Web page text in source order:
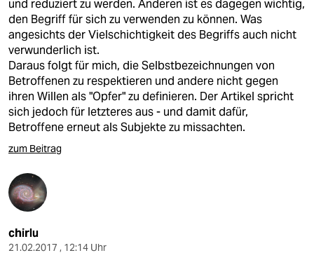
und reduziert zu werden. Anderen ist es dagegen wichtig,
den Begriff für sich zu verwenden zu können. Was
angesichts der Vielschichtigkeit des Begriffs auch nicht
verwunderlich ist.
Daraus folgt für mich, die Selbstbezeichnungen von
Betroffenen zu respektieren und andere nicht gegen
ihren Willen als "Opfer" zu definieren. Der Artikel spricht
sich jedoch für letzteres aus - und damit dafür,
Betroffene erneut als Subjekte zu missachten.
zum Beitrag
chirlu
21.02.2017 , 12:14 Uhr